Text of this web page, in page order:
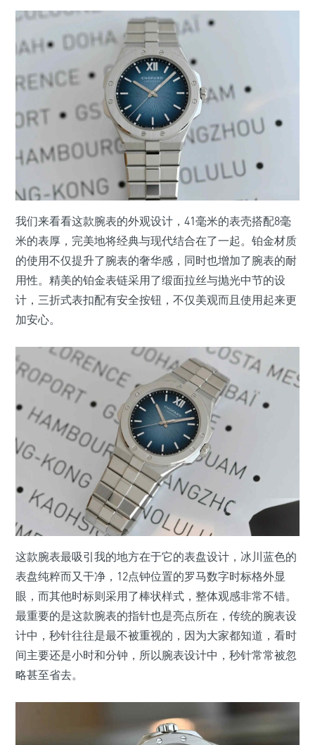
我们来看看这款腕表的外观设计，41毫米的表壳搭配8毫
米的表厚，完美地将经典与现代结合在了一起。铂金材质
的使用不仅提升了腕表的奢华感，同时也增加了腕表的耐
用性。精美的铂金表链采用了缎面拉丝与抛光中节的设
计，三折式表扣配有安全按钮，不仅美观而且使用起来更
加安心。
这款腕表最吸引我的地方在于它的表盘设计，冰川蓝色的
表盘纯粹而又干净，12点钟位置的罗马数字时标格外显
眼，而其他时标则采用了棒状样式，整体观感非常不错。
最重要的是这款腕表的指针也是亮点所在，传统的腕表设
计中，秒针往往是最不被重视的，因为大家都知道，看时
间主要还是小时和分钟，所以腕表设计中，秒针常常被忽
略甚至省去。